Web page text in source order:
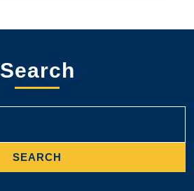
Search